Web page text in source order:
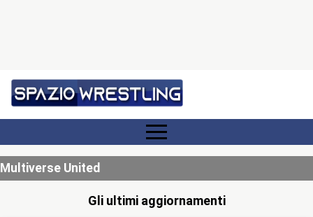
Multiverse United
Gli ultimi aggiornamenti